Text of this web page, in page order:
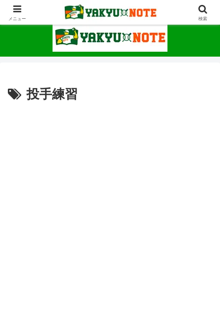
野球が上手くなるための情報サイト
投手練習
メニュー 検索